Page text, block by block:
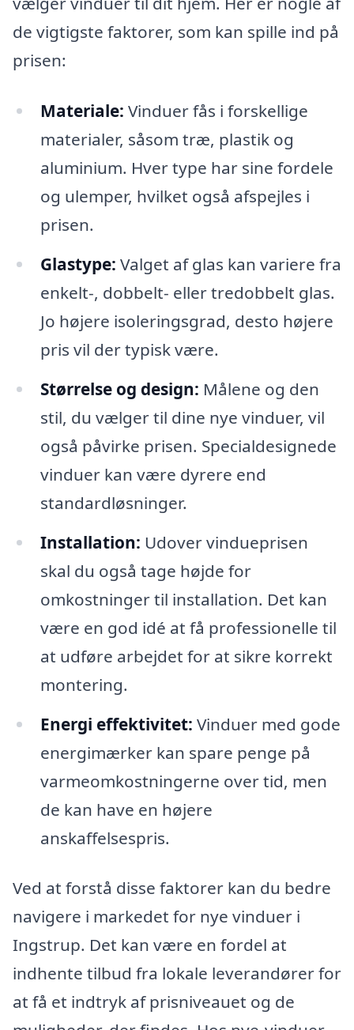
de vigtigste faktorer, som kan spille ind på
prisen:
Materiale: Vinduer fås i forskellige
materialer, såsom træ, plastik og
aluminium. Hver type har sine fordele
og ulemper, hvilket også afspejles i
prisen.
Glastype: Valget af glas kan variere fra
enkelt-, dobbelt- eller tredobbelt glas.
Jo højere isoleringsgrad, desto højere
pris vil der typisk være.
Størrelse og design: Målene og den
stil, du vælger til dine nye vinduer, vil
også påvirke prisen. Specialdesignede
vinduer kan være dyrere end
standardløsninger.
Installation: Udover vindueprisen
skal du også tage højde for
omkostninger til installation. Det kan
være en god idé at få professionelle til
at udføre arbejdet for at sikre korrekt
montering.
Energi effektivitet: Vinduer med gode
energimærker kan spare penge på
varmeomkostningerne over tid, men
de kan have en højere
anskaffelsespris.
Ved at forstå disse faktorer kan du bedre
navigere i markedet for nye vinduer i
Ingstrup. Det kan være en fordel at
indhente tilbud fra lokale leverandører for
at få et indtryk af prisniveauet og de